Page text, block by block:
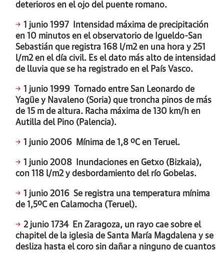
deterioros en el ojo del puente romano.
1 junio 1997
Intensidad máxima de precipitación
en 10 minutos en el observatorio de Igueldo-San
Sebastián que registra 168 l/m2 en una hora y 251
l/m2 en el día civil. Es el dato más alto de intensidad
de lluvia que se ha registrado en el País Vasco.
1 junio 1999
Tornado entre San Leonardo de
Yagüe y Navaleno (Soria) que troncha pinos de más
de 15 m de altura. Racha máxima de 130 km/h en
Autilla del Pino (Palencia).
1 junio 2006 Mínima de 1,8 ºC en Teruel.
1 junio 2008
Inundaciones en Getxo (Bizkaia),
con 118 l/m2 y desbordamiento del río Gobelas.
1 junio 2016 Se registra una temperatura mínima
de 1,5ºC en Calamocha (Teruel).
2 junio 1734 En Zaragoza, un rayo cae sobre el
chapitel de la iglesia de Santa María Magdalena y se
desliza hasta el coro sin dañar a ninguno de cuantos